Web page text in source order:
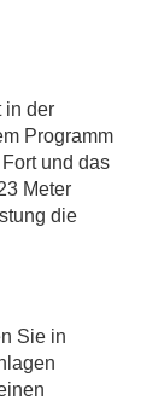
in der
Programm
und das
Meter
die
Sie in